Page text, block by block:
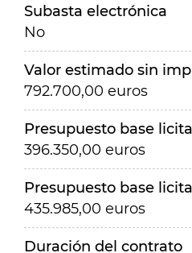
Subasta electrónica
No
Valor estimado sin
792.700,00 euros
Presupuesto base
396.350,00 euros
Presupuesto base
435.985,00 euros
Duración del contrato